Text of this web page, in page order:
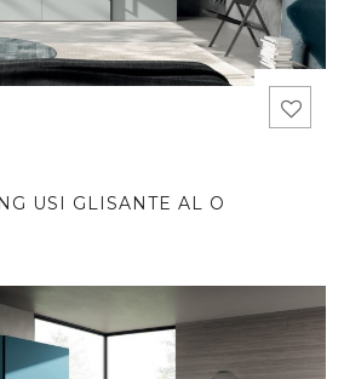
USI GLISANTE AL O